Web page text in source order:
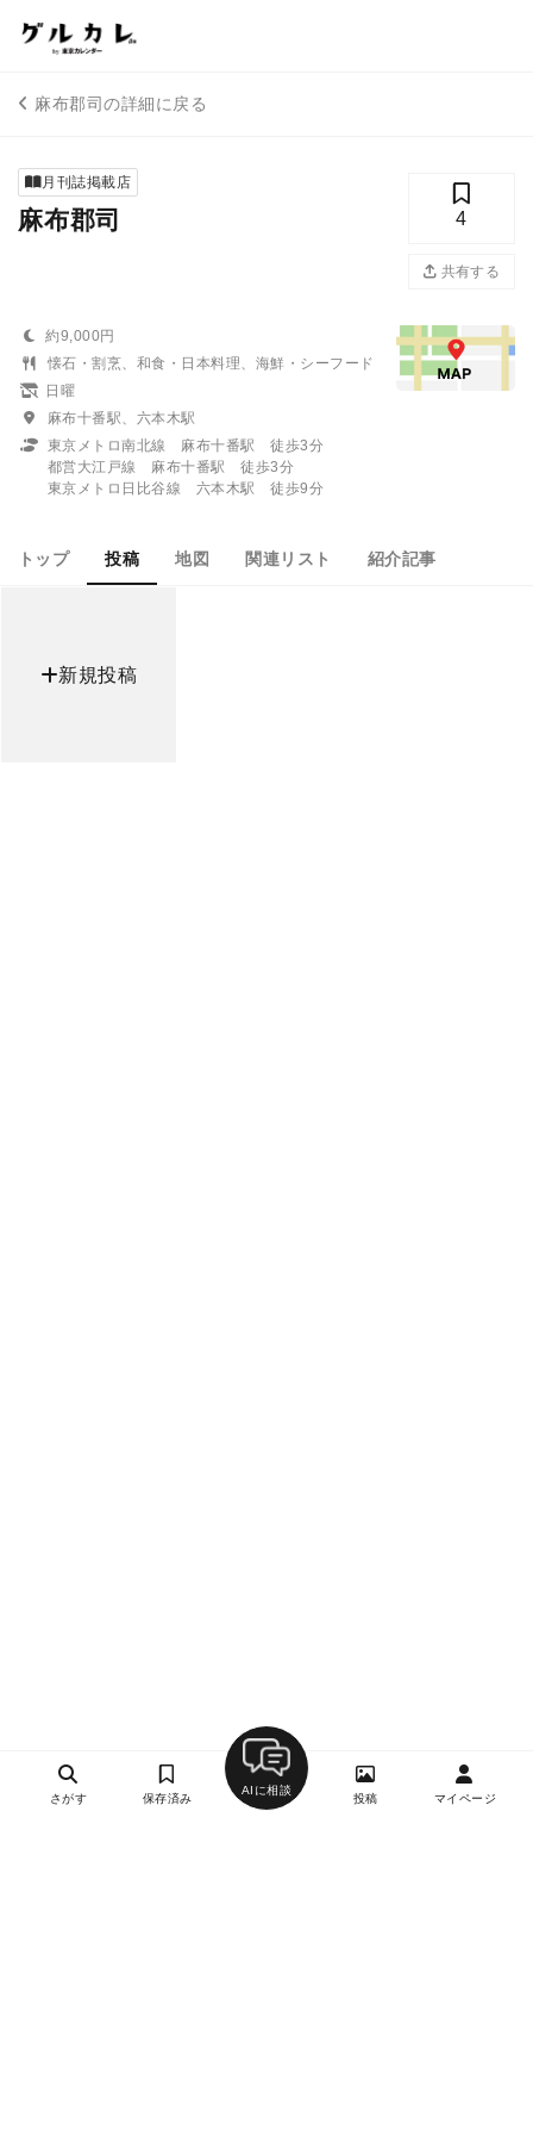
麻布郡司の詳細に戻る
月刊誌掲載店
麻布郡司 4
共有する
約9,000円
懐石・割烹、和食・日本料理、海鮮・シーフード
日曜
麻布十番駅、六本木駅
東京メトロ南北線 麻布十番駅 徒歩3分
都営大江戸線 麻布十番駅 徒歩3分
東京メトロ日比谷線 六本木駅 徒歩9分
トップ 投稿 地図 関連リスト 紹介記事
新規投稿
さがす 保存済み
AIに相談
投稿 マイページ